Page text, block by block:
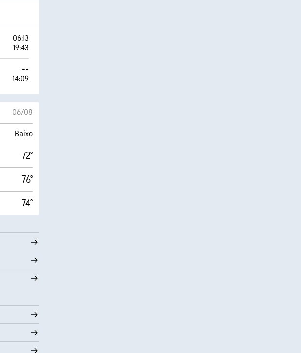
06:13
19:43
--
14:09
06/08
Baixo
72°
76°
74°